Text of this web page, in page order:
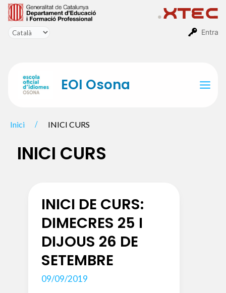
Entra
Vés
contingut
EOI Osona
Inici INICI CURS
INICI CURS
INICI DE CURS:
DIMECRES 25 I
DIJOUS 26 DE
SETEMBRE
09/09/2019